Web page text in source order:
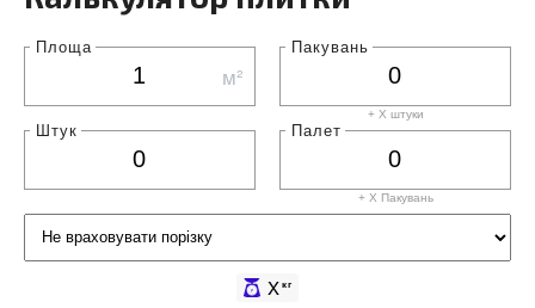
Площа
м²
Пакувань
+ X штуки
Штук Палет
+ X Пакувань
Xкг